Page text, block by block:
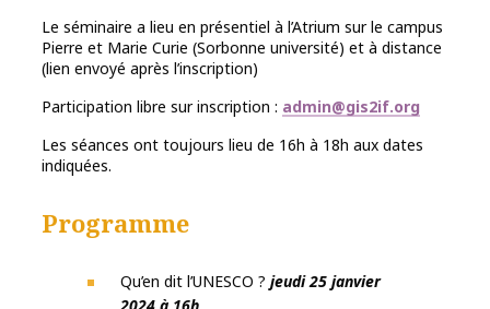
Le séminaire a lieu en présentiel à l’Atrium sur le campus
Pierre et Marie Curie (Sorbonne université) et à distance
(lien envoyé après l’inscription)
Participation libre sur inscription : admin@gis2if.org
Les séances ont toujours lieu de 16h à 18h aux dates
indiquées.
Programme
Qu’en dit l’UNESCO ? jeudi 25 janvier